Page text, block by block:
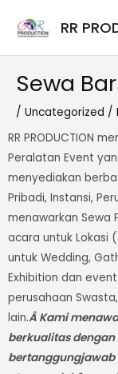
RR
Sewa
/ Uncategorized /
RR PRODUCTION
Peralatan Event
menyediakan
Pribadi, Instansi,
menawarkan Sewa
acara untuk Lokasi
untuk Wedding,
Exhibition dan
perusahaan
lain.Â Kami
berkualitas dengan
navigation